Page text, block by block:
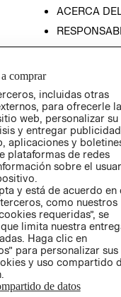
ACERCA
PRENSA
RELACIÓN
POLÍTICA
comprar
incluidas otras
para ofrecerle la
web, personalizar su
y entregar publicidad
aplicaciones y
plataformas de redes
sobre el
y está de acuerdo en
como nuestros
requeridas”, se
limita nuestra
Haga clic en
para personalizar sus
y uso compartido
de datos